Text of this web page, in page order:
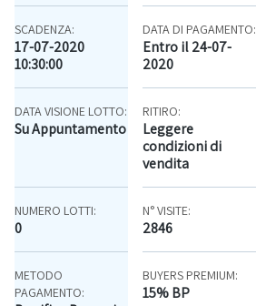
SCADENZA:
17-07-2020
10:30:00
DATA DI PAGAMENTO:
Entro il 24-07-
2020
DATA VISIONE LOTTO:
Su Appuntamento
RITIRO:
Leggere
condizioni di
vendita
NUMERO LOTTI:
0
N° VISITE:
2846
METODO
PAGAMENTO:
BUYERS PREMIUM:
15% BP